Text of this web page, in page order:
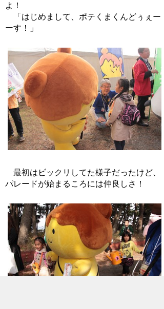
よ！
「はじめまして、ポテくまくんどぅぇー
ーす！」
最初はビックリしてた様子だったけど、
パレードが始まるころには仲良しさ！